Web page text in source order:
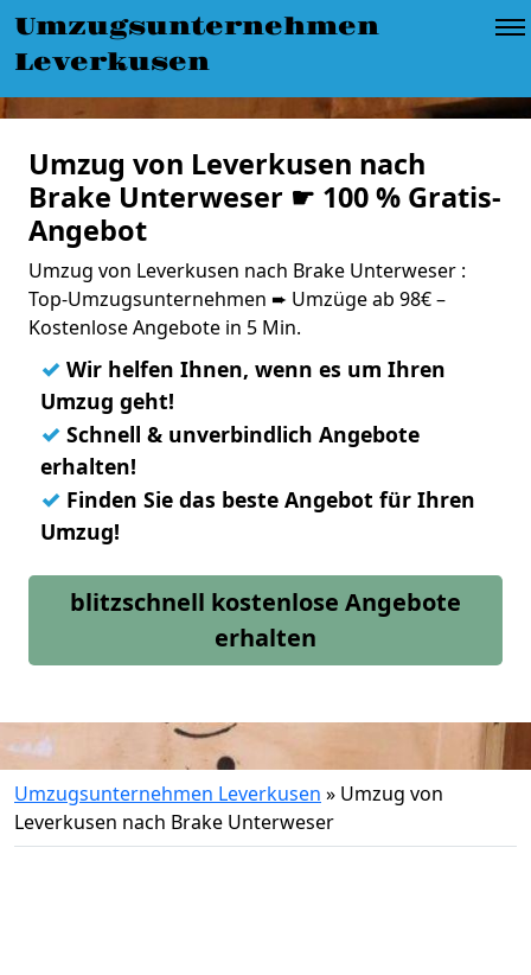
Umzugsunternehmen
Leverkusen
Umzug von Leverkusen nach
Brake Unterweser ☛ 100 % Gratis-
Angebot
Umzug von Leverkusen nach Brake Unterweser :
Top-Umzugsunternehmen ➨ Umzüge ab 98€ –
Kostenlose Angebote in 5 Min.
✓ Wir helfen Ihnen, wenn es um Ihren
Umzug geht!
✓ Schnell & unverbindlich Angebote
erhalten!
✓ Finden Sie das beste Angebot für Ihren
Umzug!
blitzschnell kostenlose Angebote
erhalten
Umzugsunternehmen Leverkusen » Umzug von
Leverkusen nach Brake Unterweser